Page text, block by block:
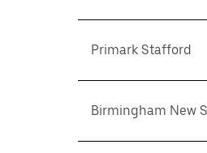
Primark Stafford
Birmingham New